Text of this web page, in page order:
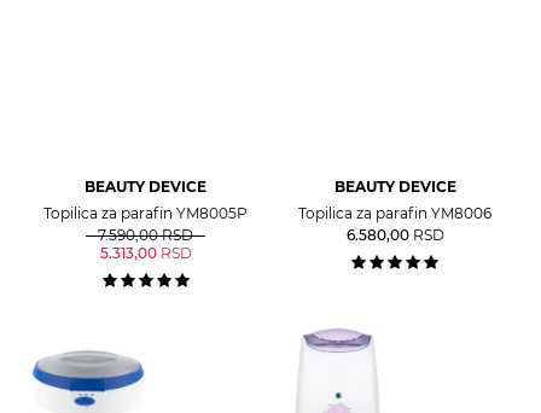
BEAUTY DEVICE
Topilica za parafin YM8005P
7.590,00 RSD
5.313,00 RSD
BEAUTY DEVICE
Topilica za parafin YM8006
6.580,00 RSD